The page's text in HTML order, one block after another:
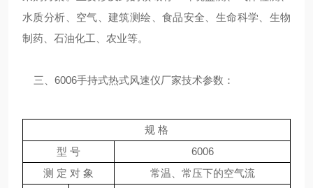
水质分析、空气、建筑测绘、食品安全、生命科学、生物
制药、石油化工、农业等。
三、6006手持式热式风速仪厂家技术参数：
规 格
型 号
6006
测 定 对 象
常温、常压下的空气流